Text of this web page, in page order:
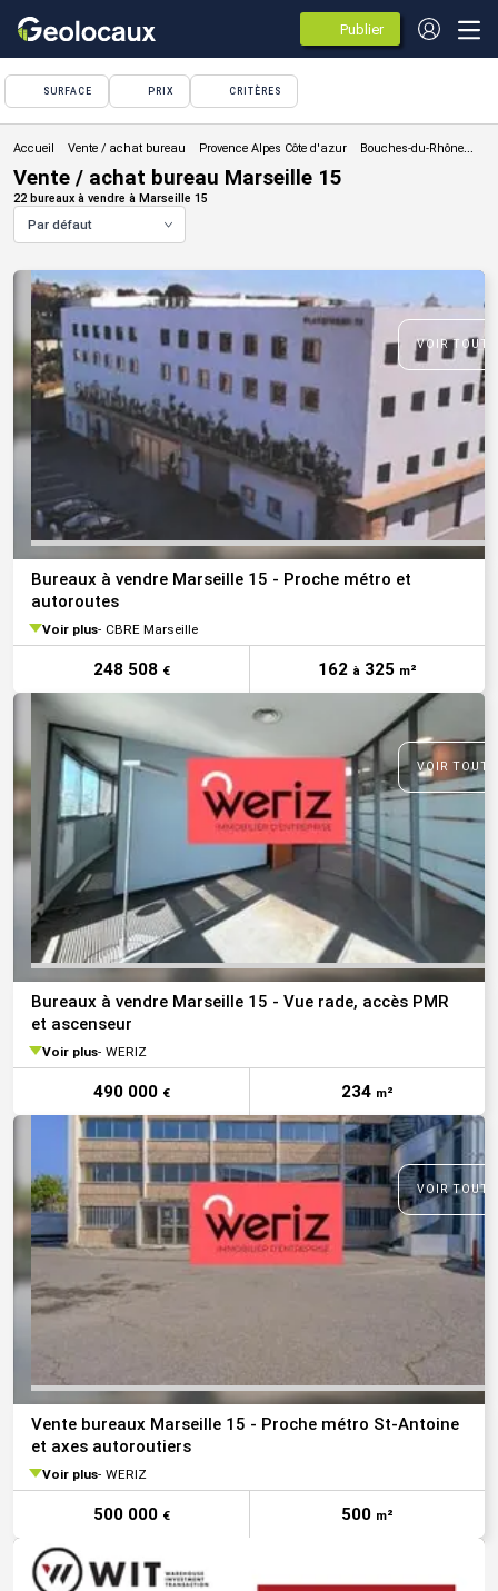
Publier
des
annonces
SURFACE PRIX CRITÈRES
Vente / achat bureau
Vente / achat bureau Marseille 15
22 bureaux à vendre à Marseille 15
Par défaut
VOIR
Bureaux à vendre Marseille 15 - Proche métro et
autoroutes
Voir plus CBRE Marseille
248 508 € 162 à 325 m²
VOIR
Bureaux à vendre Marseille 15 - Vue rade, accès PMR
et ascenseur
Voir plus WERIZ
490 000 € 234 m²
VOIR
Vente bureaux Marseille 15 - Proche métro St-Antoine
et axes autoroutiers
Voir plus WERIZ
500 000 € 500 m²